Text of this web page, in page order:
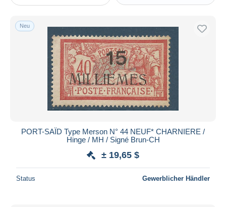
Europa
Frankreich (alte Kolonien und Herrschaften)
Port-Saïd (1899-1931)
Ungebraucht
Laufende Angebote
Auktionen mit Geboten
Auktionen ohne Gebote
Auktionshäuser
Verkauft
Alle Laufzeiten
Neu seit
Preis
Neu
PORT-SAÏD Type Merson N° 44 NEUF* CHARNIERE /
Hinge / MH / Signé Brun-CH
± 19,65 $
Status Gewerblicher Händler